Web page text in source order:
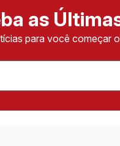
as
para você começar